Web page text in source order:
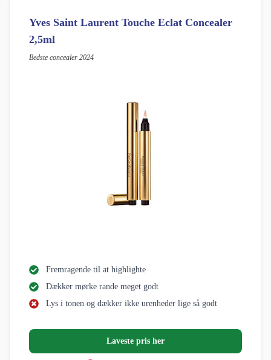
Yves Saint Laurent Touche Eclat Concealer
2,5ml
Bedste concealer 2024
Fremragende til at highlighte
Dækker mørke rande meget godt
Lys i tonen og dækker ikke urenheder lige så godt
Laveste pris her